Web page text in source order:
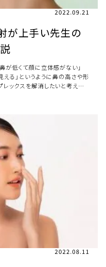
2022.09.21
が上手い先生の
が低くて顔に立体感がない」
る」というように鼻の高さや形
ックスを解消したいと考えて
2022.08.11